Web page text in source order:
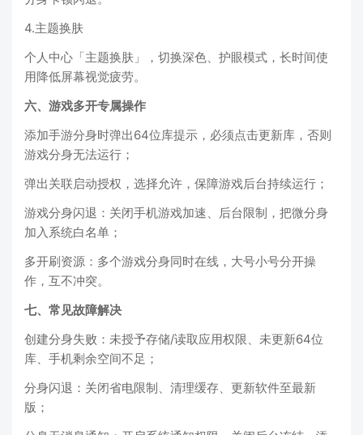
4.主题换肤
个人中心「主题换肤」，切换深色、护眼模式，长时间使
用降低屏幕视觉疲劳。
六、游戏多开专属操作
添加手游分身时弹出64位库提示，必须点击更新库，否则
游戏分身无法运行；
弹出关联启动授权，选择允许，保障游戏后台持续运行；
游戏分身闪退：关闭手机游戏加速、后台限制，把微分身
加入系统白名单；
多开刷资源：多个游戏分身同时在线，大号小号分开操
作，互不冲突。
七、常见故障解决
创建分身失败：未授予存储/读取应用权限、未更新64位
库、手机剩余空间不足；
分身闪退：关闭省电限制、清理缓存、更新软件至最新
版；